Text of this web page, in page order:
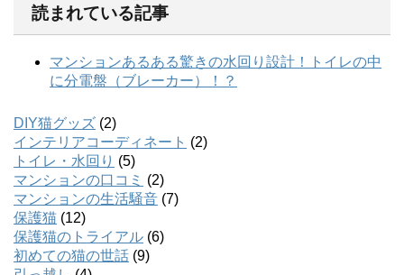
読まれている記事
DIY猫グッズ (2)
インテリアコーディネート (2)
トイレ・水回り (5)
マンションの口コミ (2)
マンションの生活騒音 (7)
保護猫 (12)
保護猫のトライアル (6)
初めての猫の世話 (9)